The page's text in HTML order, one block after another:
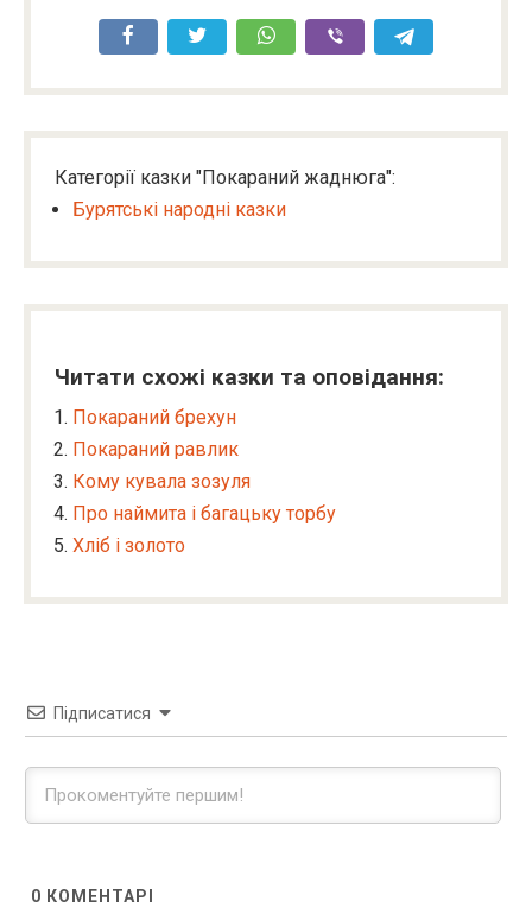
Категорії казки "Покараний жаднюга":
Бурятські народні казки
Читати схожі казки та оповідання:
Покараний брехун
Покараний равлик
Кому кувала зозуля
Про наймита і багацьку торбу
Хліб і золото
Підписатися
0 КОМЕНТАРІ